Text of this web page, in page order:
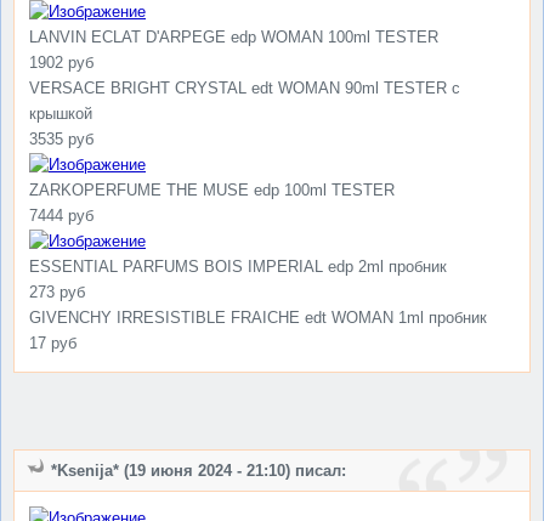
LANVIN ECLAT D'ARPEGE edp WOMAN 100ml TESTER
1902 руб
VERSACE BRIGHT CRYSTAL edt WOMAN 90ml TESTER с
крышкой
3535 руб
ZARKOPERFUME THE MUSE edp 100ml TESTER
7444 руб
ESSENTIAL PARFUMS BOIS IMPERIAL edp 2ml пробник
273 руб
GIVENCHY IRRESISTIBLE FRAICHE edt WOMAN 1ml пробник
17 руб
*Ksenija* (19 июня 2024 - 21:10) писал: